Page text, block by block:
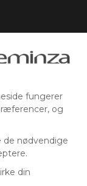
| DNK
af din
dit beløb.
kl. 14.00